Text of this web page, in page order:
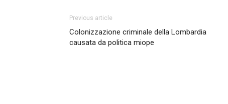
Previous article
Colonizzazione criminale della Lombardia
causata da politica miope